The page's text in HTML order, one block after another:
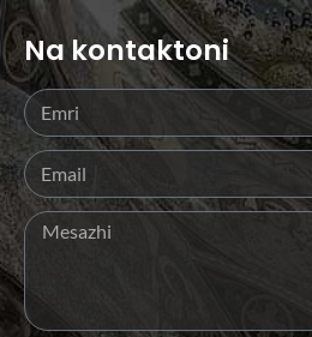
Na kontaktoni